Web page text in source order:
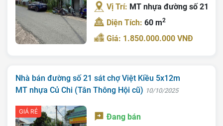
Vị Trí: MT nhựa đường số 21
Diện Tích:60 m2
Giá: 1.850.000.000 VNĐ
Nhà bán đường số 21 sát chợ Việt Kiều 5x12m
MT nhựa Củ Chi (Tân Thông Hội cũ) 10/10/2025
GIÁ RẺ
Đang bán